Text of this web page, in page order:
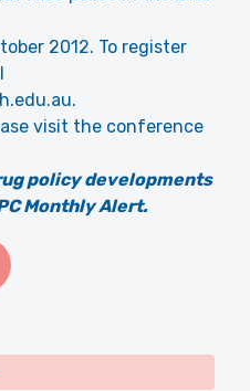
2012. To register
visit the conference
policy developments
Monthly Alert.